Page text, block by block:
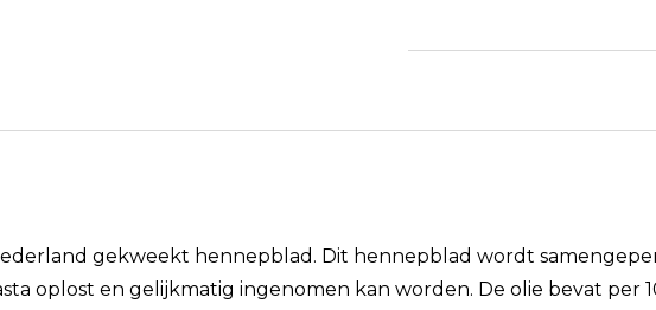
gekweekt hennepblad. Dit hennepblad wordt
oplost en gelijkmatig ingenomen kan worden. De olie bevat per